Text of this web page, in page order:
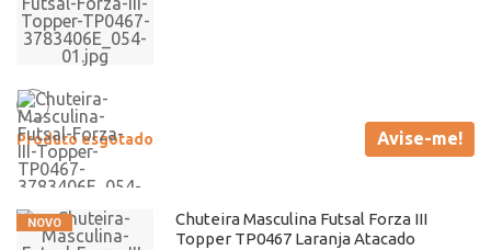
Produto esgotado Avise-me!
Chuteira Masculina Futsal Forza III
Topper TP0467 Laranja Atacado